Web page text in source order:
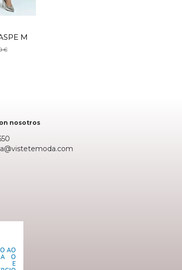
M
€
nosotros